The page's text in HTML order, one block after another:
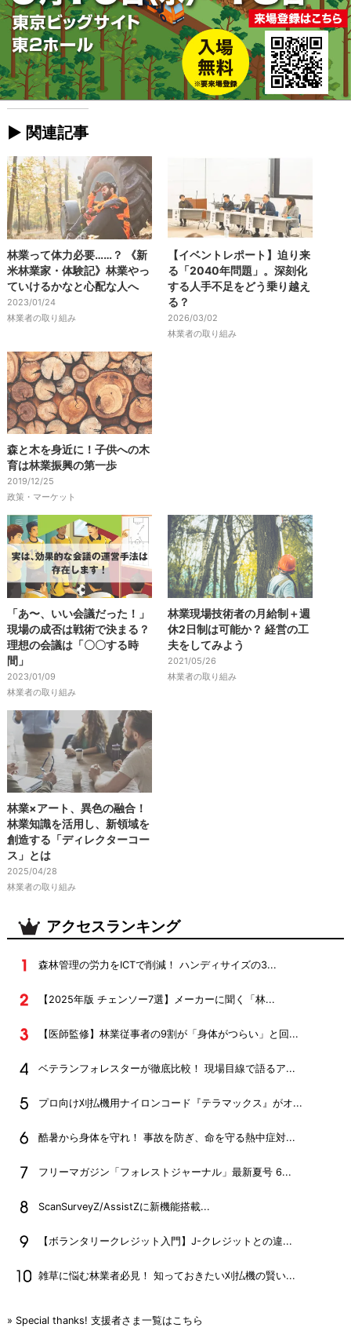
► 関連記事
林業って体力必要……？ 《新
米林業家・体験記》林業やっ
ていけるかなと心配な人へ
2023/01/24
林業者の取り組み
【イベントレポート】迫り来
る「2040年問題」。深刻化
する人手不足をどう乗り越え
る？
2026/03/02
林業者の取り組み
森と木を身近に！子供への木
育は林業振興の第一歩
2019/12/25
政策・マーケット
「あ〜、いい会議だった！」
現場の成否は戦術で決まる？
理想の会議は「〇〇する時
間」
2023/01/09
林業者の取り組み
林業現場技術者の月給制＋週
休2日制は可能か？ 経営の工
夫をしてみよう
2021/05/26
林業者の取り組み
林業×アート、異色の融合！
林業知識を活用し、新領域を
創造する「ディレクターコー
ス」とは
2025/04/28
林業者の取り組み
アクセスランキング
森林管理の労力をICTで削減！ ハンディサイズの3...
【2025年版 チェンソー7選】メーカーに聞く「林...
【医師監修】林業従事者の9割が「身体がつらい」と回...
ベテランフォレスターが徹底比較！ 現場目線で語るア...
プロ向け刈払機用ナイロンコード『テラマックス』がオ...
酷暑から身体を守れ！ 事故を防ぎ、命を守る熱中症対...
フリーマガジン「フォレストジャーナル」最新夏号 6...
ScanSurveyZ/AssistZに新機能搭載...
【ボランタリークレジット入門】J-クレジットとの違...
雑草に悩む林業者必見！ 知っておきたい刈払機の賢い...
» Special thanks! 支援者さま一覧はこちら